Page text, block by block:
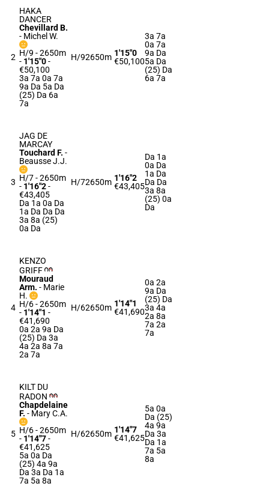
2
HAKA
DANCER
Chevillard B.
- Michel W.
H/9 - 2650m
- 1'15"0-
€50,100
3a 7a 0a 7a
9a Da 5a Da
(25) Da 6a
7a
H/92650m 1'15"0
€50,100
3a 7a
0a 7a
9a Da
5a Da
(25) Da
6a 7a
3
JAG DE
MARCAY
Touchard F. -
Beausse J.J.
H/7 - 2650m
- 1'16"2-
€43,405
Da 1a 0a Da
1a Da Da Da
3a 8a (25)
0a Da
H/72650m 1'16"2
€43,405
Da 1a
0a Da
1a Da
Da Da
3a 8a
(25) 0a
Da
4
KENZO
GRIFF
Mouraud
Arm. - Marie
H.
H/6 - 2650m
- 1'14"1 -
€41,690
0a 2a 9a Da
(25) Da 3a
4a 2a 8a 7a
2a 7a
H/62650m 1'14"1
€41,690
0a 2a
9a Da
(25) Da
3a 4a
2a 8a
7a 2a
7a
5
KILT DU
RADON
Chapdelaine
F. - Mary C.A.
H/6 - 2650m
- 1'14"7-
€41,625
5a 0a Da
(25) 4a 9a
Da 3a Da 1a
7a 5a 8a
H/62650m 1'14"7
€41,625
5a 0a
Da (25)
4a 9a
Da 3a
Da 1a
7a 5a
8a